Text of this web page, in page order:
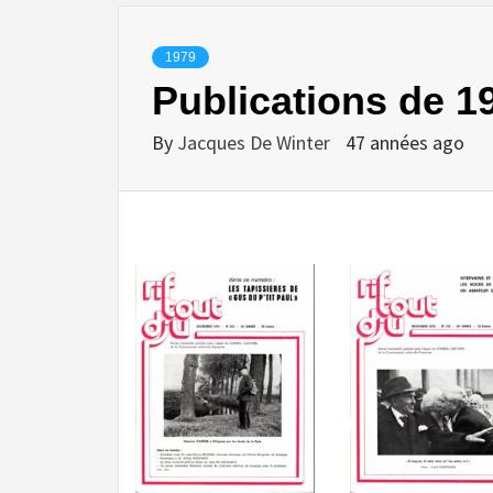
1979
Publications de
By Jacques De Winter 47 années ago